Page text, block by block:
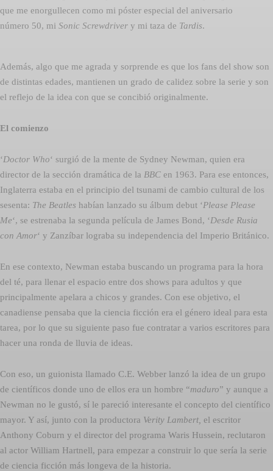
que me enorgullecen como mi póster especial del aniversario
número 50, mi Sonic Screwdriver y mi taza de Tardis.
Además, algo que me agrada y sorprende es que los fans del show son
de distintas edades, mantienen un grado de calidez sobre la serie y son
el reflejo de la idea con que se concibió originalmente.
El comienzo
‘Doctor Who‘ surgió de la mente de Sydney Newman, quien era
director de la sección dramática de la BBC en 1963. Para ese entonces,
Inglaterra estaba en el principio del tsunami de cambio cultural de los
sesenta: The Beatles habían lanzado su álbum debut ‘Please Please
Me‘, se estrenaba la segunda película de James Bond, ‘Desde Rusia
con Amor‘ y Zanzíbar lograba su independencia del Imperio Británico.
En ese contexto, Newman estaba buscando un programa para la hora
del té, para llenar el espacio entre dos shows para adultos y que
principalmente apelara a chicos y grandes. Con ese objetivo, el
canadiense pensaba que la ciencia ficción era el género ideal para esta
tarea, por lo que su siguiente paso fue contratar a varios escritores para
hacer una ronda de lluvia de ideas.
Con eso, un guionista llamado C.E. Webber lanzó la idea de un grupo
de científicos donde uno de ellos era un hombre “maduro” y aunque a
Newman no le gustó, sí le pareció interesante el concepto del científico
mayor. Y así, junto con la productora Verity Lambert, el escritor
Anthony Coburn y el director del programa Waris Hussein, reclutaron
al actor William Hartnell, para empezar a construir lo que sería la serie
de ciencia ficción más longeva de la historia.